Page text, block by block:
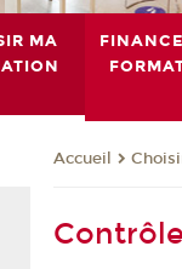
MA
Accueil